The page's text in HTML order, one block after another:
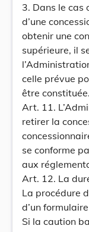
3. Dans le cas
d’une
obtenir une
supérieure, il
celle prévue
être constituée.
Art. 11.
retirer la
se conforme
aux
Art. 12. La
La procédure
d’un
Si la caution